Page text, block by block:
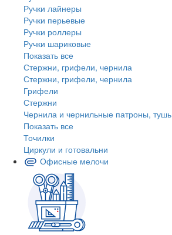
Ручки лайнеры
Ручки перьевые
Ручки роллеры
Ручки шариковые
Показать все
Стержни, грифели, чернила
Стержни, грифели, чернила
Грифели
Стержни
Чернила и чернильные патроны, тушь
Показать все
Точилки
Циркули и готовальни
Офисные мелочи